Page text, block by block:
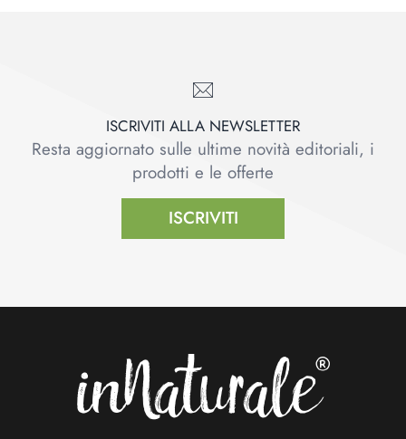
ISCRIVITI ALLA NEWSLETTER
Resta aggiornato sulle ultime novità editoriali, i
prodotti e le offerte
ISCRIVITI